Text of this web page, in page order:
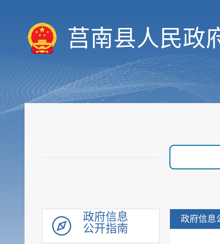
莒南县人民政
政府信息
公开指南
政府采购
行政执法公示
重大建设项目
优化营商环境
教育信息
医疗卫生
政府信息